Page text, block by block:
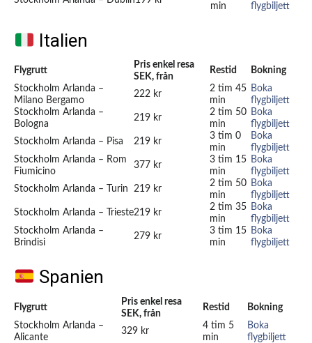
min flygbiljett
Italien
Flygrutt
Pris enkel resa
SEK, från
Restid
Bokning
Stockholm Arlanda –
Milano Bergamo
222 kr
2 tim 45
min
Boka
flygbiljett
Stockholm Arlanda –
Bologna
219 kr
2 tim 50
min
Boka
flygbiljett
Stockholm Arlanda – Pisa
219 kr
3 tim 0
min
Boka
flygbiljett
Stockholm Arlanda – Rom
Fiumicino
377 kr
3 tim 15
min
Boka
flygbiljett
Stockholm Arlanda – Turin
219 kr
2 tim 50
min
Boka
flygbiljett
Stockholm Arlanda – Trieste219 kr
2 tim 35
min
Boka
flygbiljett
Stockholm Arlanda –
Brindisi
279 kr
3 tim 15
min
Boka
flygbiljett
Spanien
Flygrutt
Pris enkel resa
SEK, från
Restid
Bokning
Stockholm Arlanda –
Alicante
329 kr
4 tim 5
min
Boka
flygbiljett